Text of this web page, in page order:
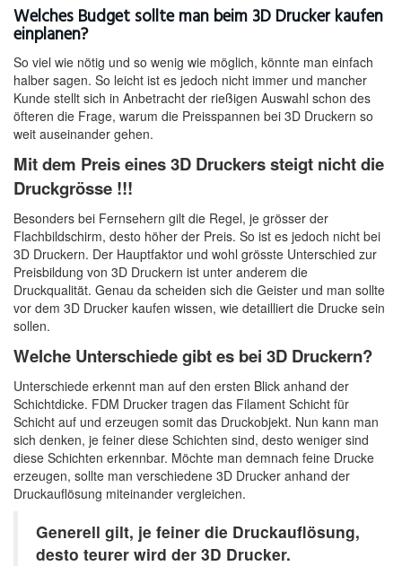
Welches Budget sollte man beim 3D Drucker kaufen
einplanen?
So viel wie nötig und so wenig wie möglich, könnte man einfach
halber sagen. So leicht ist es jedoch nicht immer und mancher
Kunde stellt sich in Anbetracht der rießigen Auswahl schon des
öfteren die Frage, warum die Preisspannen bei 3D Druckern so
weit auseinander gehen.
Mit dem Preis eines 3D Druckers steigt nicht die
Druckgrösse !!!
Besonders bei Fernsehern gilt die Regel, je grösser der
Flachbildschirm, desto höher der Preis. So ist es jedoch nicht bei
3D Druckern. Der Hauptfaktor und wohl grösste Unterschied zur
Preisbildung von 3D Druckern ist unter anderem die
Druckqualität. Genau da scheiden sich die Geister und man sollte
vor dem 3D Drucker kaufen wissen, wie detailliert die Drucke sein
sollen.
Welche Unterschiede gibt es bei 3D Druckern?
Unterschiede erkennt man auf den ersten Blick anhand der
Schichtdicke. FDM Drucker tragen das Filament Schicht für
Schicht auf und erzeugen somit das Druckobjekt. Nun kann man
sich denken, je feiner diese Schichten sind, desto weniger sind
diese Schichten erkennbar. Möchte man demnach feine Drucke
erzeugen, sollte man verschiedene 3D Drucker anhand der
Druckauflösung miteinander vergleichen.
Generell gilt, je feiner die Druckauflösung,
desto teurer wird der 3D Drucker.